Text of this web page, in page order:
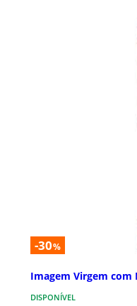
-30%
Imagem Virgem com
DISPONÍVEL